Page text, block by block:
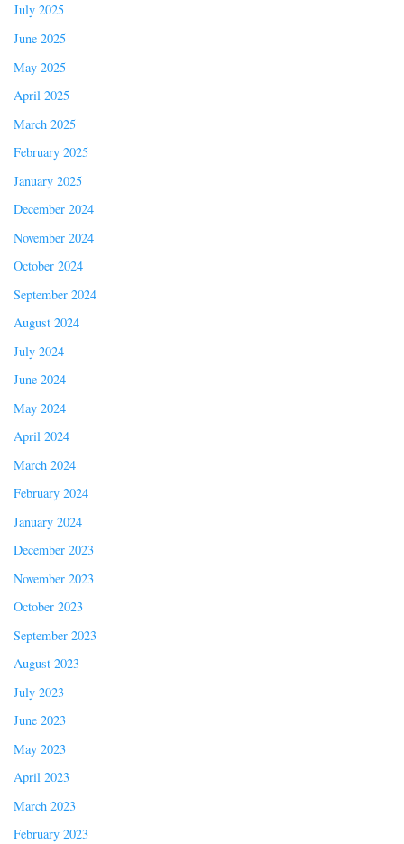
July 2025
June 2025
May 2025
April 2025
March 2025
February 2025
January 2025
December 2024
November 2024
October 2024
September 2024
August 2024
July 2024
June 2024
May 2024
April 2024
March 2024
February 2024
January 2024
December 2023
November 2023
October 2023
September 2023
August 2023
July 2023
June 2023
May 2023
April 2023
March 2023
February 2023